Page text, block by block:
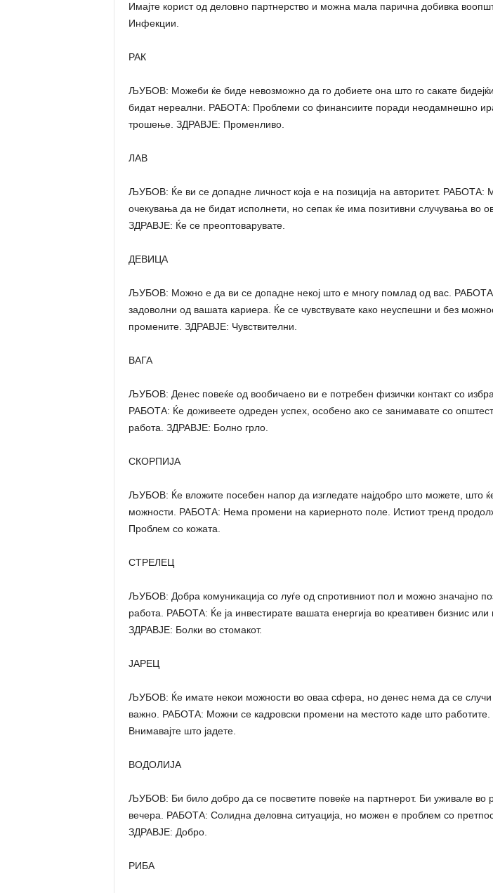
Имајте корист од деловно партнерство и можна мала парична добивка
Инфекции.
РАК
ЉУБОВ: Можеби ќе биде невозможно да го добиете она што го сакате
бидат нереални. РАБОТА: Проблеми со финансиите поради неодамнешно
трошење. ЗДРАВЈЕ: Променливо.
ЛАВ
ЉУБОВ: Ќе ви се допадне личност која е на позиција на авторитет. РАБОТА:
очекувања да не бидат исполнети, но сепак ќе има позитивни случувања во
ЗДРАВЈЕ: Ќе се преоптоварувате.
ДЕВИЦА
ЉУБОВ: Можно е да ви се допадне некој што е многу помлад од вас.
задоволни од вашата кариера. Ќе се чувствувате како неуспешни и без
промените. ЗДРАВЈЕ: Чувствителни.
ВАГА
ЉУБОВ: Денес повеќе од вообичаено ви е потребен физички контакт со
РАБОТА: Ќе доживеете одреден успех, особено ако се занимавате со
работа. ЗДРАВЈЕ: Болно грло.
СКОРПИЈА
ЉУБОВ: Ќе вложите посебен напор да изгледате најдобро што можете, што
можности. РАБОТА: Нема промени на кариерното поле. Истиот тренд
Проблем со кожата.
СТРЕЛЕЦ
ЉУБОВ: Добра комуникација со луѓе од спротивниот пол и можно значајно
работа. РАБОТА: Ќе ја инвестирате вашата енергија во креативен бизнис или
ЗДРАВЈЕ: Болки во стомакот.
ЈАРЕЦ
ЉУБОВ: Ќе имате некои можности во оваа сфера, но денес нема да се
важно. РАБОТА: Можни се кадровски промени на местото каде што
Внимавајте што јадете.
ВОДОЛИЈА
ЉУБОВ: Би било добро да се посветите повеќе на партнерот. Би уживале во
вечера. РАБОТА: Солидна деловна ситуација, но можен е проблем со
ЗДРАВЈЕ: Добро.
РИБА